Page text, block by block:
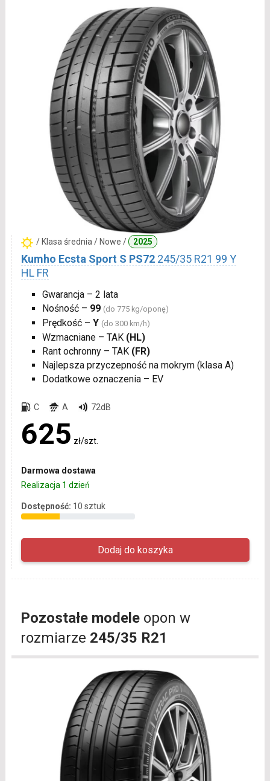
/ Klasa średnia / Nowe / 2025
Kumho Ecsta Sport S PS72 245/35 R21 99 Y
HL FR
Gwarancja – 2 lata
Nośność – 99 (do 775 kg/oponę)
Prędkość – Y (do 300 km/h)
Wzmacniane – TAK (HL)
Rant ochronny – TAK (FR)
Najlepsza przyczepność na mokrym (klasa A)
Dodatkowe oznaczenia – EV
C A 72dB
625 zł/szt.
Darmowa dostawa
Realizacja 1 dzień
Dostępność: 10 sztuk
Pozostałe modeleopon w
rozmiarze 245/35 R21